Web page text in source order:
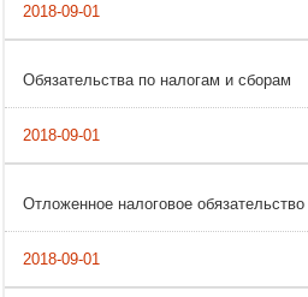
Обязательства по налогам и сборам
Отложенное налоговое обязательство